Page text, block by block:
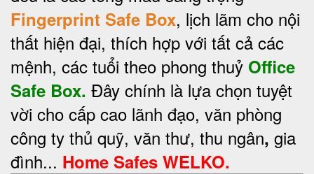
Fingerprint Safe Box, lịch lãm cho nội
thất hiện đại, thích hợp với tất cả các
mệnh, các tuổi theo phong thuỷ Office
Safe Box. Đây chính là lựa chọn tuyệt
vời cho cấp cao lãnh đạo, văn phòng
công ty thủ quỹ, văn thư, thu ngân, gia
đình... Home Safes WELKO.